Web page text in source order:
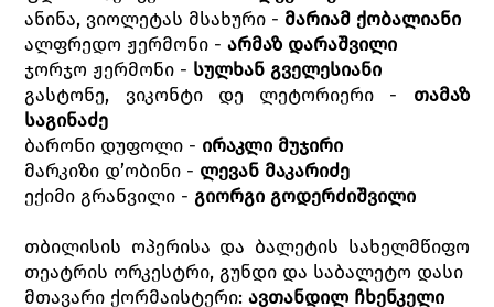
ანინა, ვიოლეტას მსახური - მარიამ ქობალიანი
ალფრედო ჟერმონი -არმაზ დარაშვილი
ჯორჯო ჟერმონი - სულხან გველესიანი
გასტონე, ვიკონტი დე ლეტორიერი - თამაზ
საგინაძე
ბარონი დუფოლი - ირაკლი მუჯირი
მარკიზი დ’ობინი - ლევან მაკარიძე
ექიმი გრანვილი - გიორგი გოდერძიშვილი
თბილისის ოპერისა და ბალეტის სახელმწიფო
თეატრის ორკესტრი, გუნდი და საბალეტო დასი
მთავარი ქორმაისტერი:ავთანდილ ჩხენკელი